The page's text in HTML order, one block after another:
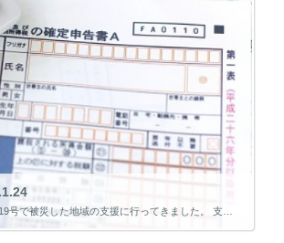
先日、仕事で台風19号で被災した地域の支援に行ってきました。 支援要望は、「事業所の年末調整の相談に対応してほしい」とのことでした。 仕事でやっていることではありますが、パソコンで作成することが多いため手書きでの作成にも […]